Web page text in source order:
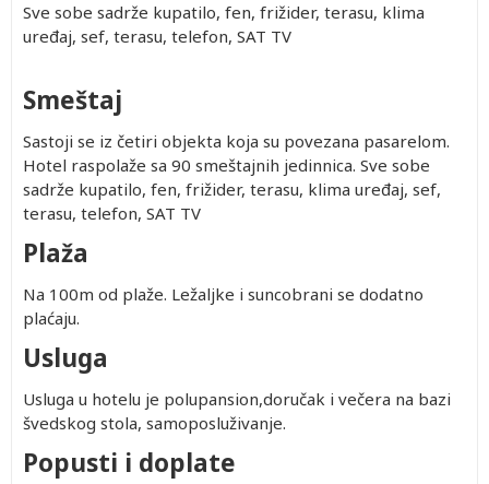
Sve sobe sadrže kupatilo, fen, frižider, terasu, klima
uređaj, sef, terasu, telefon, SAT TV
Smeštaj
Sastoji se iz četiri objekta koja su povezana pasarelom.
Hotel raspolaže sa 90 smeštajnih jedinnica. Sve sobe
sadrže kupatilo, fen, frižider, terasu, klima uređaj, sef,
terasu, telefon, SAT TV
Plaža
Na 100m od plaže. Ležaljke i suncobrani se dodatno
plaćaju.
Usluga
Usluga u hotelu je polupansion,doručak i večera na bazi
švedskog stola, samoposluživanje.
Popusti i doplate